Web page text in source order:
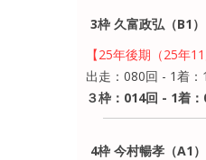
3枠 久富政弘（B1）
【25年後期（25年
出走：080回 - 1着
３枠：014回 - 1着
4枠 今村暢孝（A1）